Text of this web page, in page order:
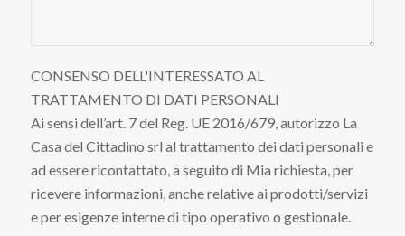
CONSENSO DELL'INTERESSATO AL
TRATTAMENTO DI DATI PERSONALI
Ai sensi dell’art. 7 del Reg. UE 2016/679, autorizzo La
Casa del Cittadino srl al trattamento dei dati personali e
ad essere ricontattato, a seguito di Mia richiesta, per
ricevere informazioni, anche relative ai prodotti/servizi
e per esigenze interne di tipo operativo o gestionale.